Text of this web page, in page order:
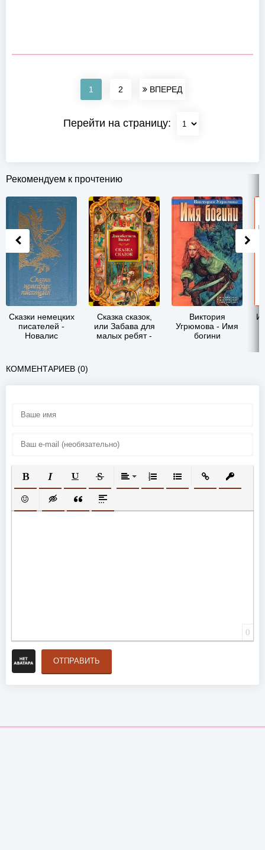
1 2 ВПЕРЕД
Перейти на страницу:
Рекомендуем к прочтению
Сказки немецких
писателей -
Новалис
Сказка сказок,
или Забава для
малых ребят -
Виктория
Угрюмова - Имя
богини
КОММЕНТАРИЕВ (0)
ПОЛУЖИРНЫЙ
КУРСИВПОДЧЕРКНУТЫЙ
ЗАЧЕРКНУТЫЙВЫРАВНИВАНИЕ
НУМЕРОВАННЫЙ СПИСОК
МАРКИРОВАННЫЙ
ВСТАВИТЬ
ВСТАВИТЬ СМАЙЛИК
ВСТАВКА СКРЫТОГО ТЕКСТА
ВСТАВКА ЦИТАТЫ
ВСТАВКА СПОЙЛЕРА
0
ОТПРАВИТЬ